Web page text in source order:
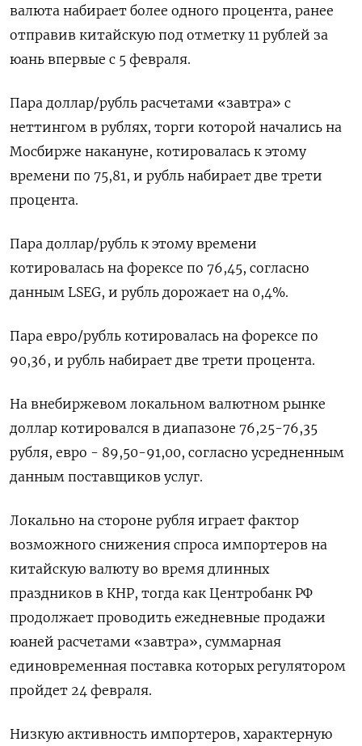
валюта набирает более одного процента, ранее
отправив китайскую под отметку 11 рублей за
юань впервые с 5 февраля.
Пара доллар/рубль расчетами «завтра» с
неттингом в рублях, торги которой начались на ​
Мосбирже накануне, котировалась к этому
времени по 75,​81, и рубль набирает две трети ​
процента.
Пара доллар/⁠рубль к этому времени
котировалась на форексе по 76,45, согласно
данным LSEG, и рубль ‌дорожает на 0,4%.
Пара евро/рубль котировалась на форексе ‌по
90,36, и рубль набирает две трети процента.
На внебиржевом локальном валютном рынке
доллар котировался в диапазоне 76,25-76,35
рубля, ​евро - 89,50-91,00, согласно усредненным
данным поставщиков услуг.
Локально на стороне рубля играет фактор
возможного снижения спроса ‌импортеров на
китайскую валюту во время длинных
праздников в КНР, тогда как Центробанк РФ
продолжает проводить ежедневные продажи
юаней ​расчетами «завтра», суммарная
единовременная поставка которых регулятором
пройдет 24 февраля.
Низкую активность импортеров, характерную